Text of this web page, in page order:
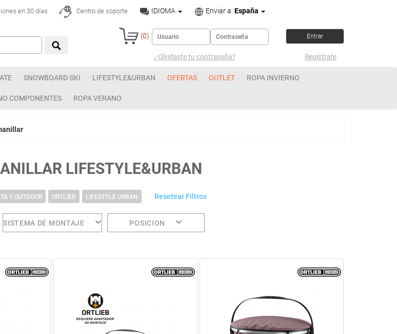
en 30 días Centro de soporte IDIOMA Enviar a: España
(0)
¿Olvidaste tu contraseña? Regístrate
SNOWBOARD-SKI LIFESTYLE&URBAN OFERTAS OUTLET ROPA INVIERNO
COMPONENTES ROPA VERANO
LIFESTYLE&URBAN
Y OUTDOOR ORTLIEB LIFESTYLE URBAN Resetear Filtros
SISTEMA DE MONTAJE POSICION